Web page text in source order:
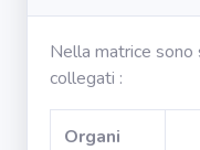
Nella matrice
collegati :
Organi